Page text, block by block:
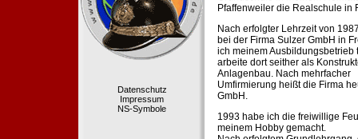
Datenschutz
Impressum
NS-Symbole
Pfaffenweiler die Realschule in
Nach erfolgter Lehrzeit von
bei der Firma Sulzer GmbH in
ich meinem Ausbildungsbetrieb
arbeite dort seither als
Anlagenbau. Nach mehrfacher
Umfirmierung heißt die Firma
GmbH.
1993 habe ich die freiwillige
meinem Hobby gemacht.